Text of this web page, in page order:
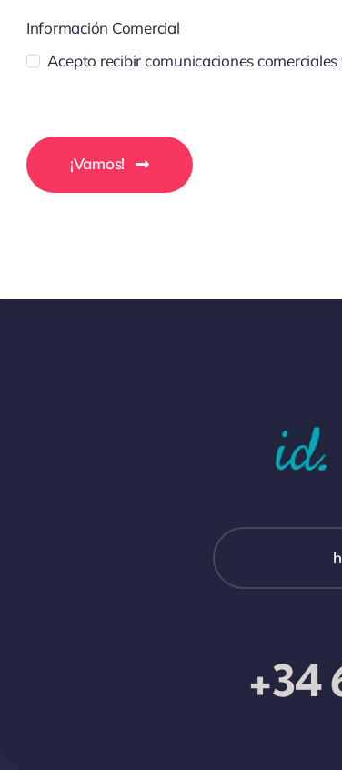
Información Comercial
Acepto recibir comunicaciones
¡Vamos!
+34